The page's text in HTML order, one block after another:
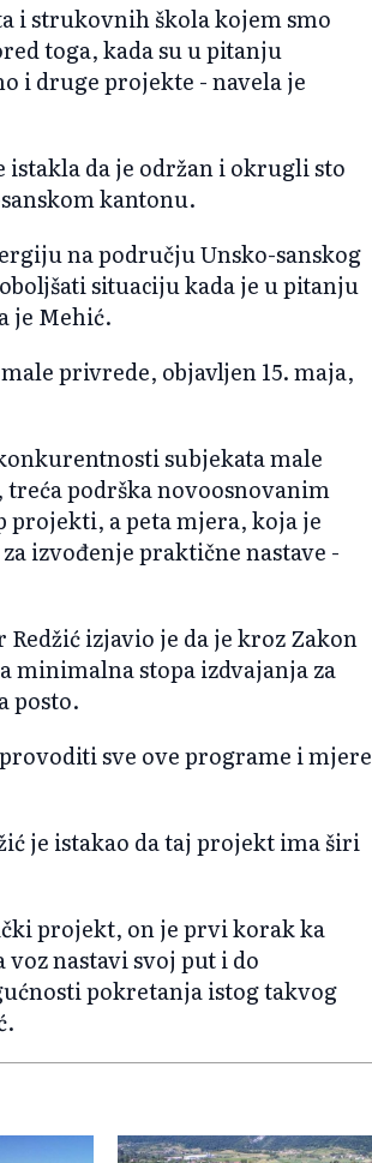
i strukovnih škola kojem smo
toga, kada su u pitanju
i druge projekte - navela je
da je održan i okrugli sto
kantonu.
na području Unsko-sanskog
situaciju kada je u pitanju
je Mehić.
privrede, objavljen 15. maja,
subjekata male
podrška novoosnovanim
a peta mjera, koja je
izvođenje praktične nastave -
izjavio je da je kroz Zakon
minimalna stopa izdvajanja za
posto.
sve ove programe i mjere
je istakao da taj projekt ima širi
projekt, on je prvi korak ka
nastavi svoj put i do
pokretanja istog takvog